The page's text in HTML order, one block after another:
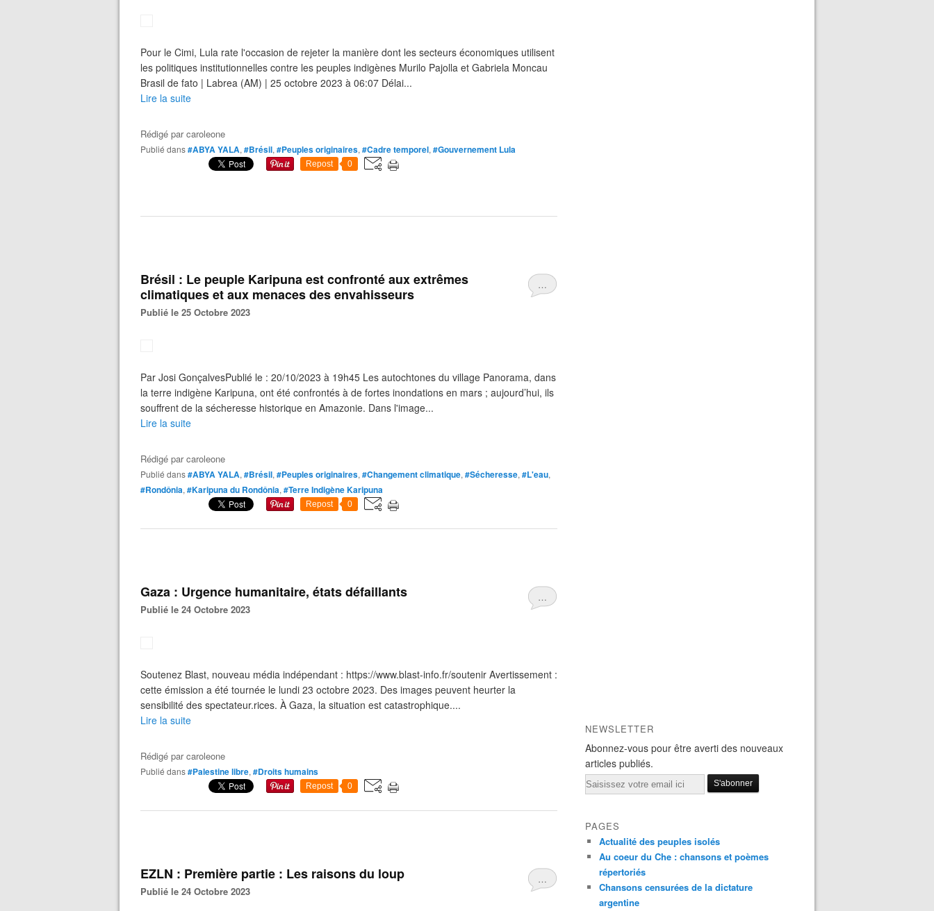
Pour le Cimi, Lula rate l'occasion de rejeter la manière dont les secteurs économiques utilisent
les politiques institutionnelles contre les peuples indigènes Murilo Pajolla et Gabriela Moncau
Brasil de fato | Labrea (AM) | 25 octobre 2023 à 06:07 Délai...
Lire la suite
Rédigé parcaroleone
Publié dans#ABYA YALA, #Brésil, #Peuples originaires, #Cadre temporel, #Gouvernement Lula
Repost 0
…
Brésil : Le peuple Karipuna est confronté aux extrêmes
climatiques et aux menaces des envahisseurs
Publié le 25 Octobre 2023
Par Josi GonçalvesPublié le : 20/10/2023 à 19h45 Les autochtones du village Panorama, dans
la terre indigène Karipuna, ont été confrontés à de fortes inondations en mars ; aujourd’hui, ils
souffrent de la sécheresse historique en Amazonie. Dans l'image...
Lire la suite
Rédigé parcaroleone
Publié dans#ABYA YALA, #Brésil, #Peuples originaires, #Changement climatique, #Sécheresse, #L'eau,
#Rondônia, #Karipuna du Rondônia, #Terre Indigène Karipuna
Repost 0
…
Gaza : Urgence humanitaire, états défaillants
Publié le 24 Octobre 2023
Soutenez Blast, nouveau média indépendant : https://www.blast-info.fr/soutenir Avertissement :
cette émission a été tournée le lundi 23 octobre 2023. Des images peuvent heurter la
sensibilité des spectateur.rices. À Gaza, la situation est catastrophique....
Lire la suite
Rédigé parcaroleone
Publié dans#Palestine libre, #Droits humains
Repost 0
…
EZLN : Première partie : Les raisons du loup
Publié le 24 Octobre 2023
NEWSLETTER
Abonnez-vous pour être averti des nouveaux
articles publiés.
Email
PAGES
Actualité des peuples isolés
Au coeur du Che : chansons et poèmes
répertoriés
Chansons censurées de la dictature
argentine